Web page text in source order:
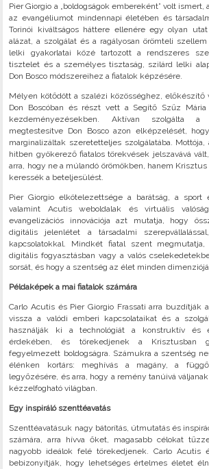
Pier Giorgio a „boldogságok embereként” volt
az evangéliumot mindennapi életében és
Torinói kiváltságos háttere ellenére egy olyan
alázat, a szolgálat és a ragályosan örömteli
lelki gyakorlatai közé tartozott a rendszeres
tisztelet és a személyes tisztaság, szilárd lelki
Don Bosco módszereihez a fiatalok képzésére.
Mélyen kötődött a szalézi közösséghez, előkészítő
Don Boscóban és részt vett a Segítő Szűz Mária
kezdeményezésekben. Aktívan szolgálta a
megtestesítve Don Bosco azon elképzelését,
marginalizáltak szeretetteljes szolgálatába. Mottója,
hitben gyökerező fiatalos törekvések jelszavává
arra, hogy ne a múlandó örömökben, hanem
keressék a beteljesülést.
Pier Giorgio elkötelezettsége a barátság, a sport
valamint Acutis weboldalak és virtuális
evangelizációs innovációja azt mutatja, hogy
digitális jelenlétet a társadalmi
kapcsolatokkal. Mindkét fiatal szent
digitális fogyasztásban vagy a valós
sorsát, és hogy a szentség az élet minden
Példaképek a mai fiatalok számára
Carlo Acutis és Pier Giorgio Frassati arra buzdítják
vissza a valódi emberi kapcsolataikat és a
használják ki a technológiát a konstruktív és
érdekében, és törekedjenek a Krisztusban
fegyelmezett boldogságra. Számukra a szentség
élénken kortárs: meghívás a magány, a
legyőzésére, és arra, hogy a remény tanúivá
kézzelfogható világban.
Egy inspiráló szenttéavatás
Szenttéavatásuk nagy bátorítás, útmutatás és
számára, arra hívva őket, magasabb célokat
nagyobb ideálok felé törekedjenek. Carlo Acutis
bebizonyítják, hogy lehetséges értelmes életet